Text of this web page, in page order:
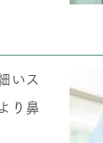
いス
り鼻